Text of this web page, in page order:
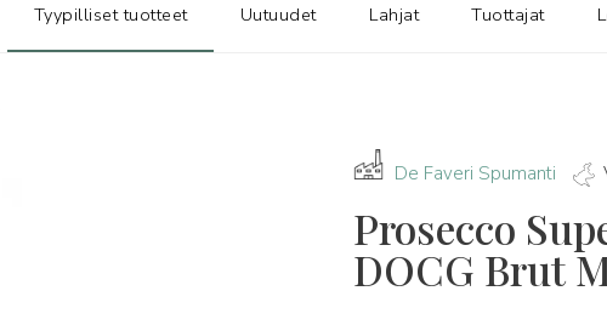
De Faveri Spumanti
Prosecco
DOCG Brut
Tyypilliset tuotteet Uutuudet Lahjat Tuottajat